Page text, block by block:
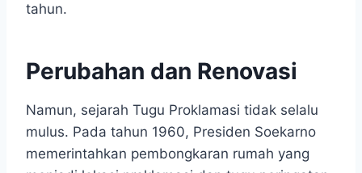
tahun.
Perubahan dan Renovasi
Namun, sejarah Tugu Proklamasi tidak selalu
mulus. Pada tahun 1960, Presiden Soekarno
memerintahkan pembongkaran rumah yang